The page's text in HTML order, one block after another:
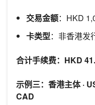
交易金额：HKD
卡类型：非香港发
合计手续费：HKD
示例三：香港主体 ·
CAD